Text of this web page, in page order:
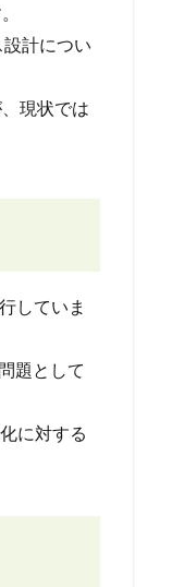
計につい
現状では
していま
題として
に対する